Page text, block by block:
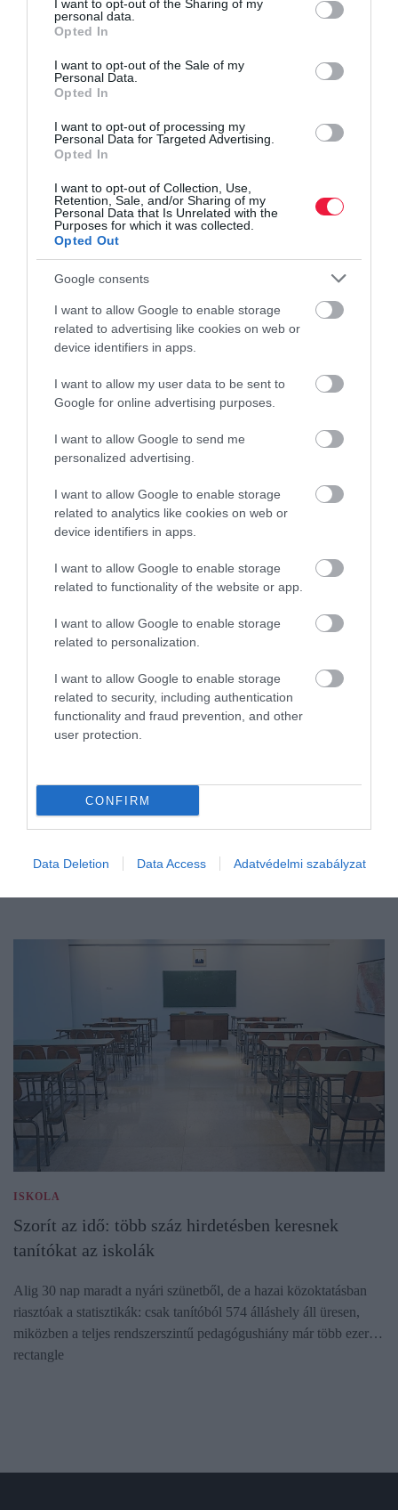
not limited to your visit or usage behaviour. You may click to
grant or deny consent to Google and its third-party tags to
use your data for below specified purposes in below Google
consent section.
I want to opt-out of the Sharing of my
personal data.
Opted In
I want to opt-out of the Sale of my
Personal Data.
Opted In
I want to opt-out of processing my
Personal Data for Targeted Advertising.
Opted In
I want to opt-out of Collection, Use,
Retention, Sale, and/or Sharing of my
Personal Data that Is Unrelated with the
Purposes for which it was collected.
Opted Out
Google consents
I want to allow Google to enable storage
related to advertising like cookies on web or
device identifiers in apps.
I want to allow my user data to be sent to
Google for online advertising purposes.
I want to allow Google to send me
personalized advertising.
I want to allow Google to enable storage
related to analytics like cookies on web or
device identifiers in apps.
I want to allow Google to enable storage
related to functionality of the website or app.
I want to allow Google to enable storage
related to personalization.
I want to allow Google to enable storage
related to security, including authentication
functionality and fraud prevention, and other
user protection.
CONFIRM
Data Deletion Data Access Adatvédelmi szabályzat
Kamatcsökkentés, hosszabb futamidő: így
változtak a személyi kölcsönök feltételei
kamatcsökkenése és a bankközi, pénzpiaci hozamok
mérséklődése. Két bank is csökkentett a kamaton, egynél pedig a
ISKOLA
Szorít az idő: több száz hirdetésben keresnek
tanítókat az iskolák
Alig 30 nap maradt a nyári szünetből, de a hazai közoktatásban
riasztóak a statisztikák: csak tanítóból 574 álláshely áll üresen,
miközben a teljes rendszerszintű pedagógushiány már több ezer…
rectangle